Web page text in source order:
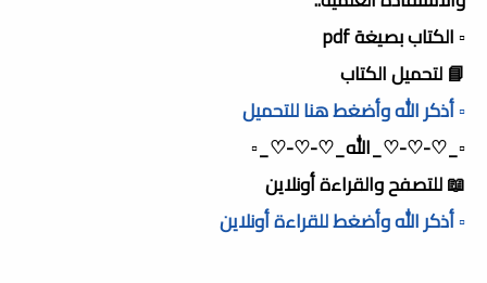
▫️ الكتاب بصيغة pdf
📘 لتحميل الكتاب
▫️ أذكر الله وأضغط هنا للتحميل
▫️_♡-♡-♡_الله_♡-♡-♡_▫️
📖 للتصفح والقراءة أونلاين
▫️ أذكر الله وأضغط للقراءة أونلاين